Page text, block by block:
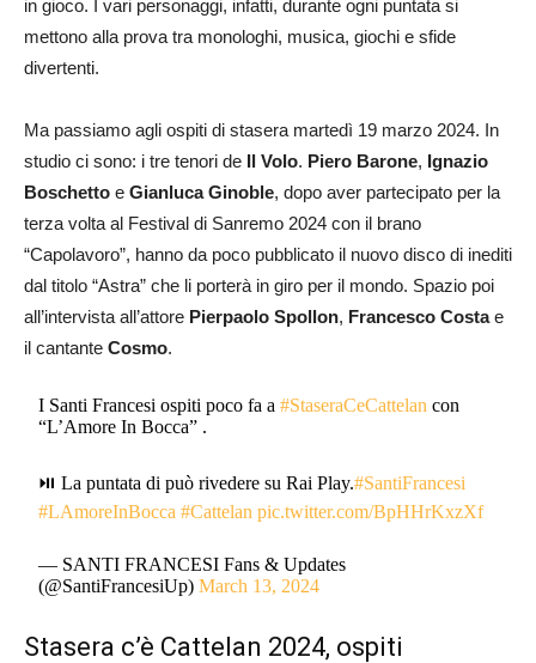
in gioco. I vari personaggi, infatti, durante ogni puntata si
mettono alla prova tra monologhi, musica, giochi e sfide
divertenti.
Ma passiamo agli ospiti di stasera martedì 19 marzo 2024. In
studio ci sono: i tre tenori de Il Volo. Piero Barone, Ignazio
Boschetto e Gianluca Ginoble, dopo aver partecipato per la
terza volta al Festival di Sanremo 2024 con il brano
“Capolavoro”, hanno da poco pubblicato il nuovo disco di inediti
dal titolo “Astra” che li porterà in giro per il mondo. Spazio poi
all’intervista all’attore Pierpaolo Spollon, Francesco Costae
il cantante Cosmo.
I Santi Francesi ospiti poco fa a#StaseraCeCattelan con
“L’Amore In Bocca” .
⏯️ La puntata di può rivedere su Rai Play.#SantiFrancesi
#LAmoreInBocca #Cattelan pic.twitter.com/BpHHrKxzXf
— SANTI FRANCESI Fans & Updates
(@SantiFrancesiUp)March 13, 2024
Stasera c’è Cattelan 2024, ospiti